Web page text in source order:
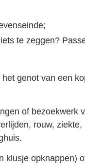
te zeggen?
genot van een
of bezoekwerk
rouw, ziekte,
klusje opknappen)